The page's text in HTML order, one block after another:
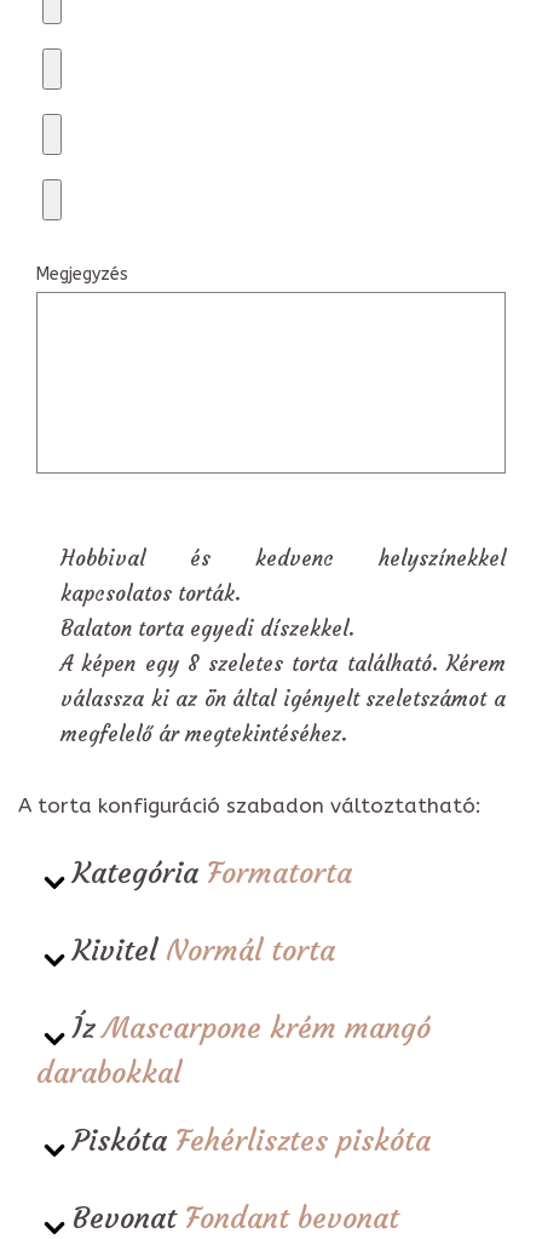
Megjegyzés
Hobbival és kedvenc helyszínekkel
kapcsolatos torták.
Balaton torta egyedi díszekkel.
A képen egy 8 szeletes torta található. Kérem
válassza ki az ön által igényelt szeletszámot a
megfelelő ár megtekintéséhez.
A torta konfiguráció szabadon változtatható:
Kategória Formatorta
Kivitel Normál torta
ÍzMascarpone krém mangó
darabokkal
Piskóta Fehérlisztes piskóta
Bevonat Fondant bevonat